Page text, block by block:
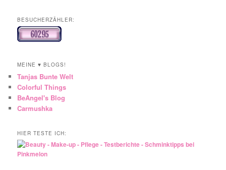
BESUCHERZÄHLER:
MEINE ♥ BLOGS!
Tanjas Bunte Welt
Colorful Things
BeAngel's Blog
Carmushka
HIER TESTE ICH: